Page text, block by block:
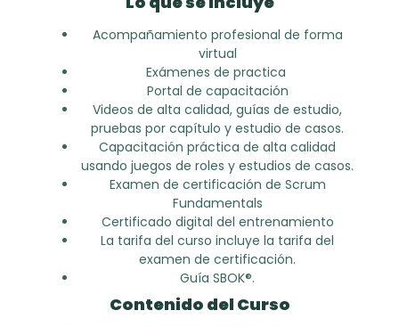
Acompañamiento profesional de forma
virtual
Exámenes de practica
Portal de capacitación
Videos de alta calidad, guías de estudio,
pruebas por capítulo y estudio de casos.
Capacitación práctica de alta calidad
usando juegos de roles y estudios de casos.
Examen de certificación de Scrum
Fundamentals
Certificado digital del entrenamiento
La tarifa del curso incluye la tarifa del
examen de certificación.
Guía SBOK®.
Contenido del Curso